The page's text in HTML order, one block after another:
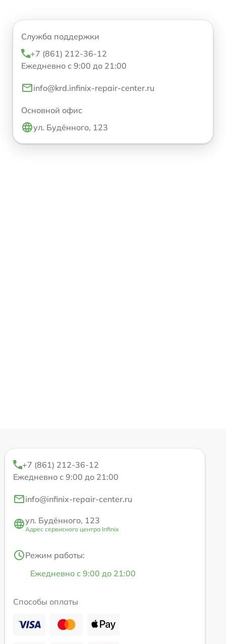
Служба поддержки
+7 (861) 212-36-12
Ежедневно с 9:00 до 21:00
info@krd.infinix-repair-center.ru
Основной офис
ул. Будённого, 123
+7 (861) 212-36-12
Ежедневно с 9:00 до 21:00
info@infinix-repair-center.ru
ул. Будённого, 123
Адрес сервисного центра Infinix
Режим работы:
Ежедневно с 9:00 до 21:00
Способы оплаты